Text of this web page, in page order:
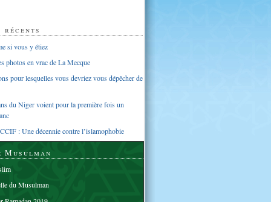
si vous y étiez
photos en vrac de La Mecque
pour lesquelles vous devriez vous dépêcher de
du Niger voient pour la première fois un
: Une décennie contre l’islamophobie
Musulman
du Musulman